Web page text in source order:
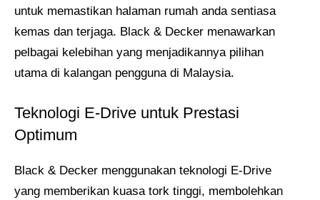
untuk memastikan halaman rumah anda sentiasa
kemas dan terjaga. Black & Decker menawarkan
pelbagai kelebihan yang menjadikannya pilihan
utama di kalangan pengguna di Malaysia.
Teknologi E-Drive untuk Prestasi
Optimum
Black & Decker menggunakan teknologi E-Drive
yang memberikan kuasa tork tinggi, membolehkan